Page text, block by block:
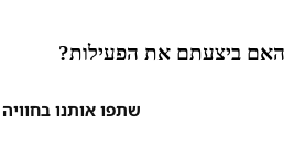
את הפעילות?
שתפו אותנו בחוויה שלכם